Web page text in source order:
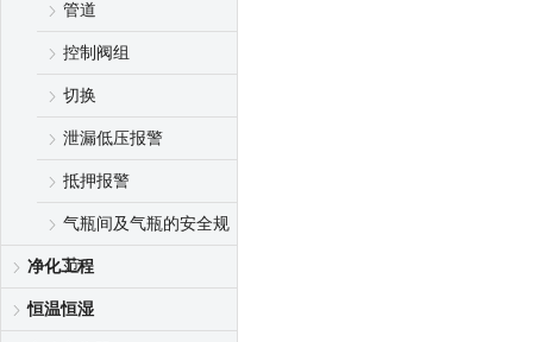
管道
控制阀组
切换
泄漏低压报警
抵押报警
气瓶间及气瓶的安全规
范
净化工程
恒温恒湿